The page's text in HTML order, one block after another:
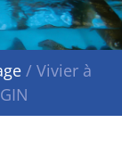
/ Vivier à